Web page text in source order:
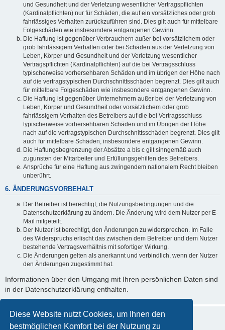
Diese Website nutzt Cookies, um Ihnen den
bestmöglichen Komfort bei der Nutzung zu
und Gesundheit und der Verletzung wesentlicher Vertragspflichten
(Kardinalpflichten) nur für Schäden, die auf ein vorsätzliches oder grob
fahrlässiges Verhalten zurückzuführen sind. Dies gilt auch für mittelbare
Folgeschäden wie insbesondere entgangenen Gewinn.
Die Haftung ist gegenüber Verbrauchern außer bei vorsätzlichem oder
grob fahrlässigem Verhalten oder bei Schäden aus der Verletzung von
Leben, Körper und Gesundheit und der Verletzung wesentlicher
Vertragspflichten (Kardinalpflichten) auf die bei Vertragsschluss
typischerweise vorhersehbaren Schäden und im übrigen der Höhe nach
auf die vertragstypischen Durchschnittsschäden begrenzt. Dies gilt auch
für mittelbare Folgeschäden wie insbesondere entgangenen Gewinn.
Die Haftung ist gegenüber Unternehmern außer bei der Verletzung von
Leben, Körper und Gesundheit oder vorsätzlichem oder grob
fahrlässigem Verhalten des Betreibers auf die bei Vertragsschluss
typischerweise vorhersehbaren Schäden und im Übrigen der Höhe
nach auf die vertragstypischen Durchschnittsschäden begrenzt. Dies gilt
auch für mittelbare Schäden, insbesondere entgangenen Gewinn.
Die Haftungsbegrenzung der Absätze a bis c gilt sinngemäß auch
zugunsten der Mitarbeiter und Erfüllungsgehilfen des Betreibers.
Ansprüche für eine Haftung aus zwingendem nationalem Recht bleiben
unberührt.
6. ÄNDERUNGSVORBEHALT
Der Betreiber ist berechtigt, die Nutzungsbedingungen und die
Datenschutzerklärung zu ändern. Die Änderung wird dem Nutzer per E-
Mail mitgeteilt.
Der Nutzer ist berechtigt, den Änderungen zu widersprechen. Im Falle
des Widerspruchs erlischt das zwischen dem Betreiber und dem Nutzer
bestehende Vertragsverhältnis mit sofortiger Wirkung.
Die Änderungen gelten als anerkannt und verbindlich, wenn der Nutzer
den Änderungen zugestimmt hat.
Informationen über den Umgang mit Ihren persönlichen Daten sind
in der Datenschutzerklärung enthalten.